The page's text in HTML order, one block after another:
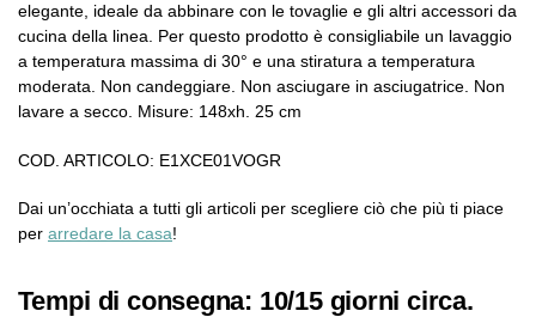
elegante, ideale da abbinare con le tovaglie e gli altri accessori da
cucina della linea. Per questo prodotto è consigliabile un lavaggio
a temperatura massima di 30° e una stiratura a temperatura
moderata. Non candeggiare. Non asciugare in asciugatrice. Non
lavare a secco. Misure: 148xh. 25 cm
COD. ARTICOLO: E1XCE01VOGR
Dai un’occhiata a tutti gli articoli per scegliere ciò che più ti piace
per arredare la casa!
Tempi di consegna: 10/15 giorni circa.